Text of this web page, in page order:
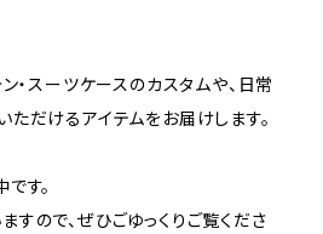
・スーツケースのカスタムや、日常
ただけるアイテムをお届けします。
す。
ので、ぜひごゆっくりご覧くださ